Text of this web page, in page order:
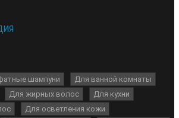
шампуни
Для ванной комнаты
Для жирных волос
Для кухни
Для осветления кожи